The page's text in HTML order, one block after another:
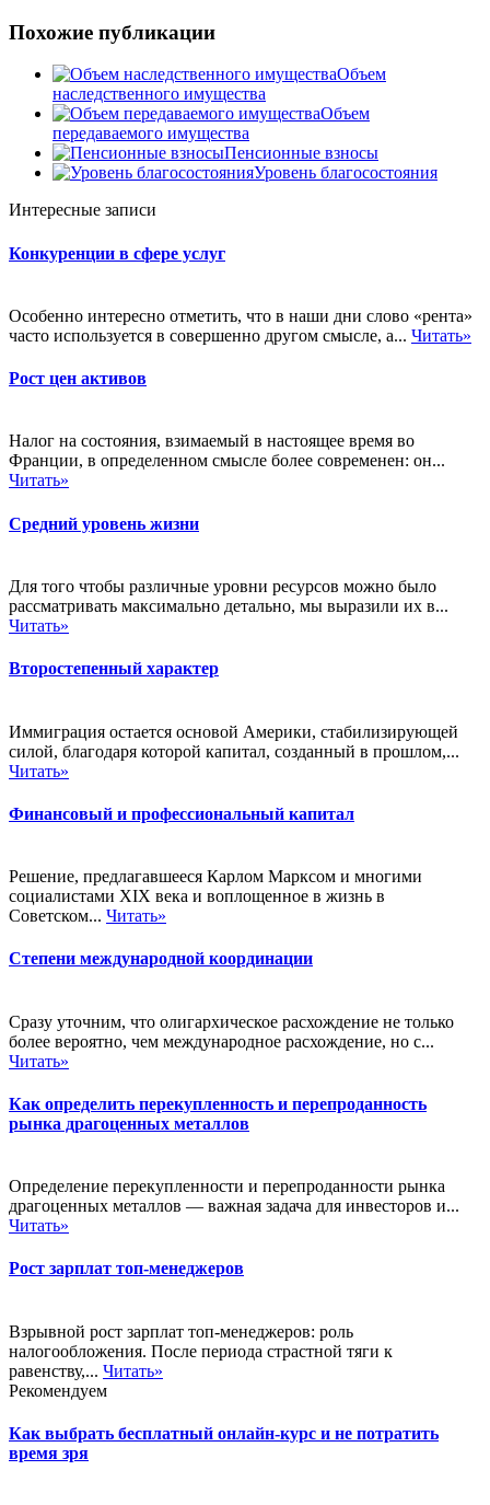
Похожие публикации
Объем
наследственного имущества
Объем
передаваемого имущества
Пенсионные взносы
Уровень благосостояния
Интересные записи
Конкуренции в сфере услуг
Особенно интересно отметить, что в наши дни слово «рента»
часто используется в совершенно другом смысле, а... Читать»
Рост цен активов
Налог на состояния, взимаемый в настоящее время во
Франции, в определенном смысле более современен: он...
Читать»
Средний уровень жизни
Для того чтобы различные уровни ресурсов можно было
рассматривать максимально детально, мы выразили их в...
Читать»
Второстепенный характер
Иммиграция остается основой Америки, стабилизирующей
силой, благодаря которой капитал, созданный в прошлом,...
Читать»
Финансовый и профессиональный капитал
Решение, предлагавшееся Карлом Марксом и многими
социалистами XIX века и воплощенное в жизнь в
Советском... Читать»
Степени международной координации
Сразу уточним, что олигархическое расхождение не только
более вероятно, чем международное расхождение, но с...
Читать»
Как определить перекупленность и перепроданность
рынка драгоценных металлов
Определение перекупленности и перепроданности рынка
драгоценных металлов — важная задача для инвесторов и...
Читать»
Рост зарплат топ-менеджеров
Взрывной рост зарплат топ-менеджеров: роль
налогообложения. После периода страстной тяги к
равенству,... Читать»
Рекомендуем
Как выбрать бесплатный онлайн-курс и не потратить
время зря